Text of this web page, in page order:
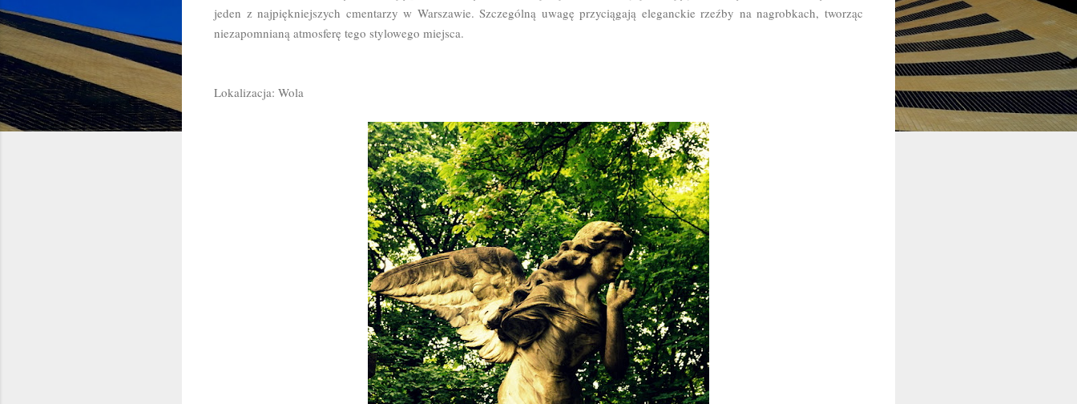
jeden z najpiękniejszych cmentarzy w Warszawie. Szczególną uwagę przyciągają eleganckie rzeźby na nagrobkach, tworząc
niezapomnianą atmosferę tego stylowego miejsca.
Lokalizacja: Wola